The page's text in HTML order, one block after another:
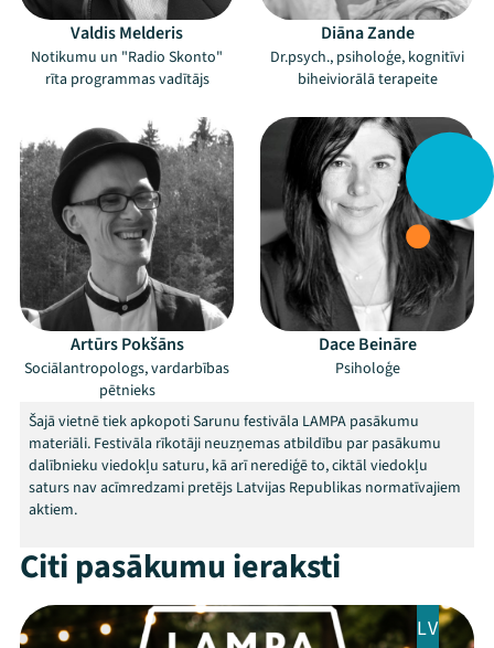
Mana programma
Valdis Melderis
Notikumu un "Radio Skonto"
rīta programmas vadītājs
Diāna Zande
Dr.psych., psiholoģe, kognitīvi
biheiviorālā terapeite
Artūrs Pokšāns
Sociālantropologs, vardarbības
pētnieks
Dace Beināre
Psiholoģe
Šajā vietnē tiek apkopoti Sarunu festivāla LAMPA pasākumu
materiāli. Festivāla rīkotāji neuzņemas atbildību par pasākumu
dalībnieku viedokļu saturu, kā arī nerediģē to, ciktāl viedokļu
saturs nav acīmredzami pretējs Latvijas Republikas normatīvajiem
aktiem.
Citi pasākumu ieraksti
LV